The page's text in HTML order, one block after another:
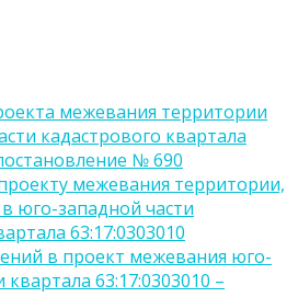
межевания территории
кадастрового квартала
№ 690
межевания территории,
юго-западной части
63:17:0303010
в проект межевания юго-
квартала 63:17:0303010 –